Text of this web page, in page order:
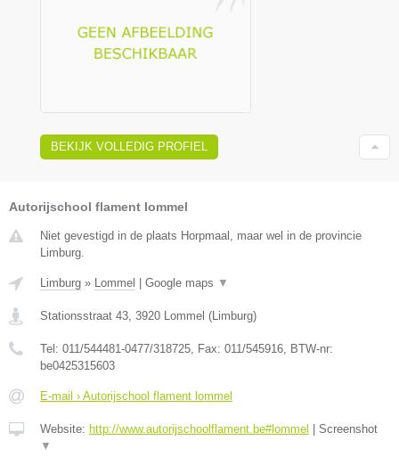
BEKIJK VOLLEDIG PROFIEL
Autorijschool flament lommel
Niet gevestigd in de plaats Horpmaal, maar wel in de provincie
Limburg.
Limburg » Lommel Google maps ▼
Stationsstraat 43, 3920 Lommel (Limburg)
Tel: 011/544481-0477/318725, Fax: 011/545916, BTW-nr:
be0425315603
E-mail › Autorijschool flament lommel
Website: http://www.autorijschoolflament.be#lommel
Screenshot
▼